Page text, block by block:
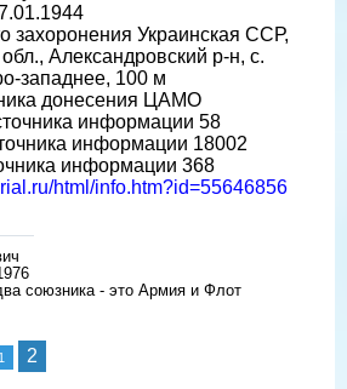
захоронения Украинская ССР,
Александровский р-н, с.
западнее, 100 м
донесения ЦАМО
информации 58
информации 18002
информации 368
html/info.htm?id=55646856
союзника - это Армия и Флот
1 2